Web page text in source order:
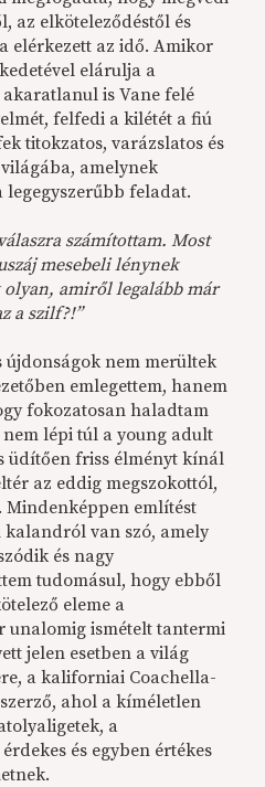
az elköteleződéstől és
elérkezett az idő. Amikor
elárulja a
is Vane felé
felfedi a kilétét a fiú
titokzatos, varázslatos és
amelynek
legegyszerűbb feladat.
számítottam. Most
mesebeli lénynek
amiről legalább már
a szilf?!”
nem merültek
emlegettem, hanem
fokozatosan haladtam
lépi túl a young adult
üdítően friss élményt kínál
az eddig megszokottól,
említést
kalandról van szó, amely
és nagy
tudomásul, hogy ebből
eleme a
unalomig ismételt tantermi
jelen esetben a világ
a kaliforniai Coachella-
ahol a kíméletlen
a
és egyben értékes